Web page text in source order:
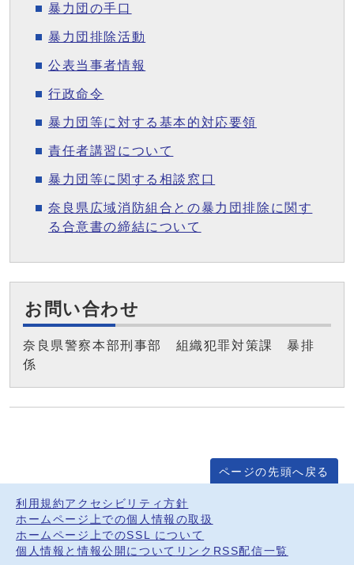
暴力団の手口
暴力団排除活動
公表当事者情報
行政命令
暴力団等に対する基本的対応要領
責任者講習について
暴力団等に関する相談窓口
奈良県広域消防組合との暴力団排除に関す
る合意書の締結について
お問い合わせ
奈良県警察本部刑事部 組織犯罪対策課 暴排
係
ページの先頭へ戻る
利用規約 アクセシビリティ方針
ホームページ上での個人情報の取扱
ホームページ上でのSSL について
個人情報と情報公開について リンク RSS配信一覧